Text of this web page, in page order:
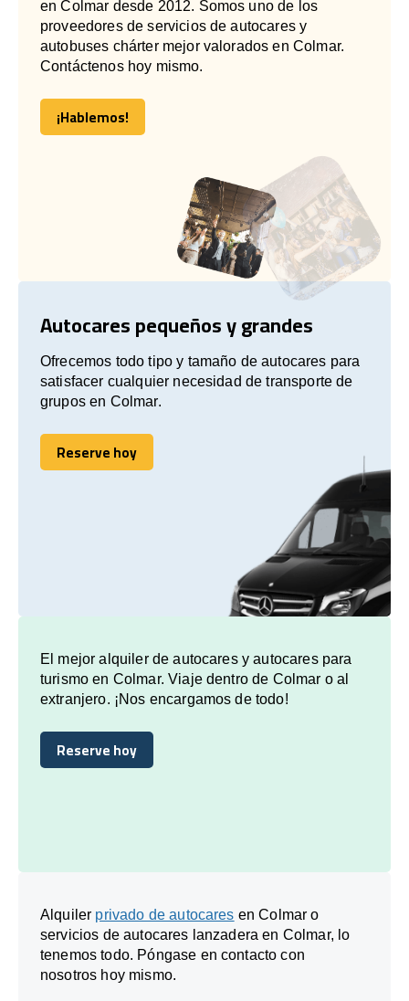
en Colmar desde 2012. Somos uno de los
proveedores de servicios de autocares y
autobuses chárter mejor valorados en Colmar.
Contáctenos hoy mismo.
¡Hablemos!
¡Hablemos!
Autocares pequeños y grandes
Ofrecemos todo tipo y tamaño de autocares para
satisfacer cualquier necesidad de transporte de
grupos en Colmar.
Reserve hoy
Reserve hoy
El mejor alquiler de autocares y autocares para
turismo en Colmar. Viaje dentro de Colmar o al
extranjero. ¡Nos encargamos de todo!
Reserve hoy
Reserve hoy
Alquiler privado de autocares en Colmar o
servicios de autocares lanzadera en Colmar, lo
tenemos todo. Póngase en contacto con
nosotros hoy mismo.